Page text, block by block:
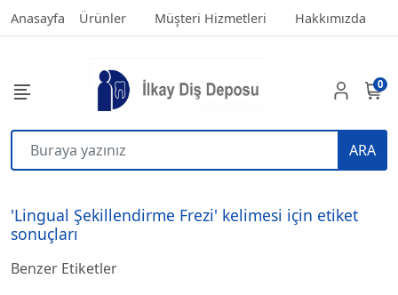
Anasayfa Ürünler Müşteri Hizmetleri Hakkımızda
ARA
0
'Lingual Şekillendirme Frezi' kelimesi için etiket
sonuçları
Benzer Etiketler